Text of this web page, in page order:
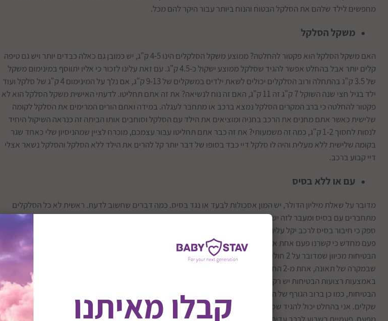
מחפשים לילד שלהם את הסלקל הבטוח והנוח ביותר עבור היקר להם מכל.
משקל הסלקל
האם משקל הסלקל הוא פקטור להחלטה? ממוצע משקל הסלקלים הינו 4-5 ק"ג, יש כמובן גם כאלה כבדים יותר ויש גם טיפה
קלים יותר אבל בהחלט אפשר להגיד שסלקל ממוצע ישקול כ-4.5 ק"ג. עם זאת עלינו לזכור כי אליו יתווסף במינימום משקל
של 3.5 ק"ג בהתחלה ורוב הסלקלים יכולים לשאת ילדים במשקלים של 9-13 ק"ג, אם נלך על המינימום 4 ק"ג של סלקל ועוד
ילד בגיל חצי שנה השוקל 7 ק"ג זה 11 ק"ג, האם זה נוח לנשיאה? את זה אתם תחליטו. לדעתי האישית משקל הסלקל הוא לא
פקטור להחלטה כי ברב המקרים הסלקל נמצא ברכב או מתחבר לעגלה. במידה ואתם הורים המרימים את הסלקל לקומה
שלישית כאשר אתם מחנים את הרכב בחניה ומוציאים את הילד עם הסלקל וסוחבים אותו הביתה זה כנראה השיקול היחיד
לנסות לחסוך 1-2 ק"ג, כמה זה משמעותי? את זה כבר אתם תחליטו עבור עצמכם, מוכרח לציין שמהניסיון שלי כאחד שגר
בקומה שלישית ללא מעלית והיה לו סלקל דיי כבד בסופו של דבר יותר קל להרים את הילד ללא הסלקל והסלקל נשאר אצלי
דיי קבוע ברכב.
עם או ללא בסיס
מדובר על שאלת מיליון הדולר, יש המון אסכולות לבעד או נגד בסיס. כמה דברים שחשוב לדעת. ראשית לא כל הסלקלים
מתחברים עם בסיס ומעבר לזה יש סלקלים שמתחברים אך ורק עם בסיס ולכן לא תמיד יש לנו את האופציה להחליט, אין
ספק כי חיבור בסיס לרכב יקל עלינו משמעותית את החיבור וההוצאה של הסלקל מהרכב ואין צורך לקשור את הסלקל כל
פעם מחדש כי קשרנו פעם אחת את הבסיס. עם זאת יש לא מעט מחקרים שמראים כי הבסיס מוריד
את רמת
הבטיחות מכיוון שמדובר על 2 חוליות המתחברות, פעם אחת הסלקל לבסיס (חוליה ראשונה) ופעם שניה הבסיס לרכב, כך
שבמקרה של תאונה, אחת מ-2 החוליות האלה יכולה להתנתק ולסכן את הילד בעוד שבקשירת הסלקל ישירות לרכב
באמצעות רצועות הבטיחות יש רק חוליה אחת. עם זאת ההסתברות לטעות עולה בקשירת הסלקל ישירות באמצעות חגורות
הבטיחות, כמו כן ברוב הגורף של הסלקלים הבסיס הינו אביזר הנרכש בנפרד מה שייקר עבורינו את החבילה בכמה מאות
שקלים. אני בהחלט יכול להגיד שסלקל עם בסיס ישפר משמעותית את החוויה ומי שמתכוון לנתק ולחבר את הסלקל יותר
קבלו מאיתנו